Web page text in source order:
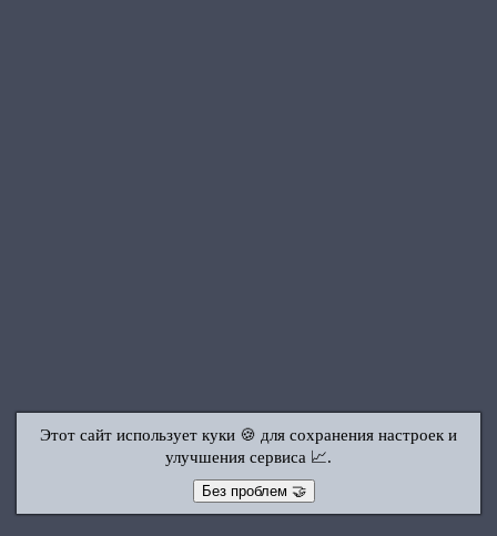
Этот сайт использует куки 🍪 для сохранения настроек и
улучшения сервиса 📈.
Без проблем 🤝